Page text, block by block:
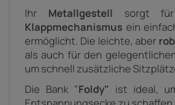
Ihr Metallgestell sorgt für
Klappmechanismus ein
ermöglicht. Die leichte, aber
als auch für den
um schnell zusätzliche
Die Bank "Foldy" ist ideal,